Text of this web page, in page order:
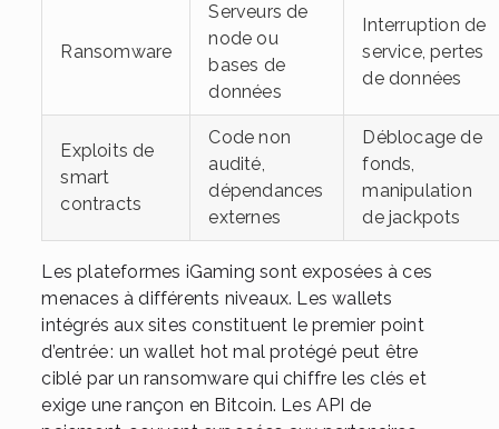
Ransomware
Serveurs de
node ou
bases de
données
Interruption de
service, pertes
de données
Exploits de
smart
contracts
Code non
audité,
dépendances
externes
Déblocage de
fonds,
manipulation
de jackpots
Les plateformes iGaming sont exposées à ces
menaces à différents niveaux. Les wallets
intégrés aux sites constituent le premier point
d’entrée : un wallet hot mal protégé peut être
ciblé par un ransomware qui chiffre les clés et
exige une rançon en Bitcoin. Les API de